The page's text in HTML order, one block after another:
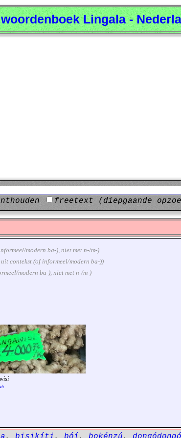
Lingala -
freetext (diepgaande
modern ba-), niet met n-/m-)
contekst (of informeel/modern ba-))
modern ba-), niet met n-/m-)